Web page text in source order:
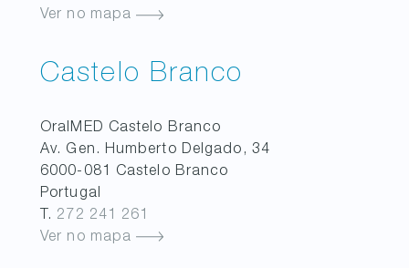
Ver no mapa
Castelo Branco
OralMED Castelo Branco
Av. Gen. Humberto Delgado, 34
6000-081
Castelo Branco
Portugal
T. 272 241 261
Ver no mapa